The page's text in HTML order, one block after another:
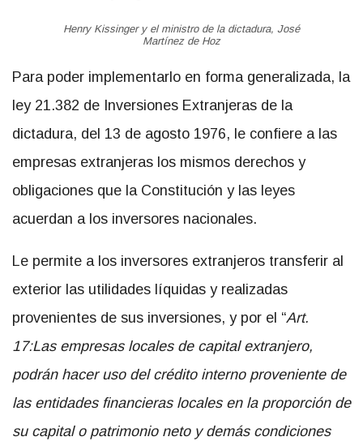
Henry Kissinger y el ministro de la dictadura, José
Martínez de Hoz
Para poder implementarlo en forma generalizada, la
ley 21.382 de Inversiones Extranjeras de la
dictadura, del 13 de agosto 1976, le confiere a las
empresas extranjeras los mismos derechos y
obligaciones que la Constitución y las leyes
acuerdan a los inversores nacionales.
Le permite a los inversores extranjeros transferir al
exterior las utilidades líquidas y realizadas
provenientes de sus inversiones, y por el “Art.
17:Las empresas locales de capital extranjero,
podrán hacer uso del crédito interno proveniente de
las entidades financieras locales en la proporción de
su capital o patrimonio neto y demás condiciones